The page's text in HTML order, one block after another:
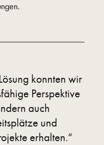
konnten wir
Perspektive
auch
und
erhalten.“